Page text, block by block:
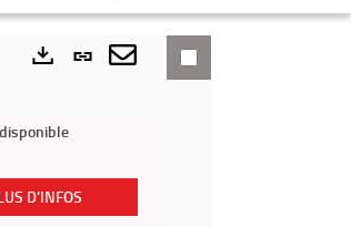
Lien
permanent
fenêtre)
Envoyer
mail
D'INFOS